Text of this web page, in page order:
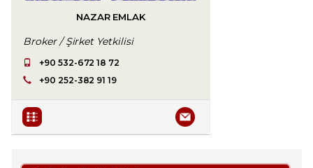
NAZAR EMLAK
Broker / Şirket Yetkilisi
+90 532-672 18 72
+90 252-382 91 19